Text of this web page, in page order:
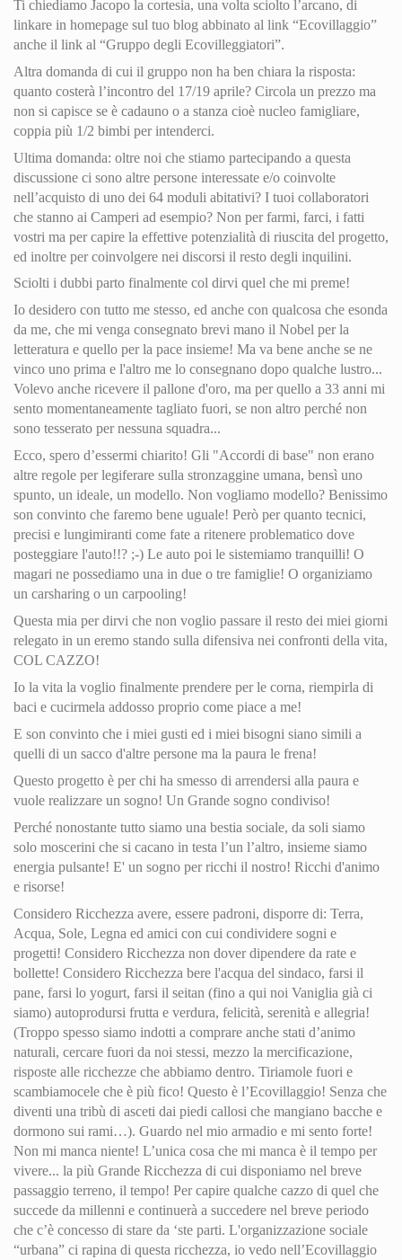
Ti chiediamo Jacopo la cortesia, una volta sciolto l’arcano, di
linkare in homepage sul tuo blog abbinato al link “Ecovillaggio”
anche il link al “Gruppo degli Ecovilleggiatori”.
Altra domanda di cui il gruppo non ha ben chiara la risposta:
quanto costerà l’incontro del 17/19 aprile? Circola un prezzo ma
non si capisce se è cadauno o a stanza cioè nucleo famigliare,
coppia più 1/2 bimbi per intenderci.
Ultima domanda: oltre noi che stiamo partecipando a questa
discussione ci sono altre persone interessate e/o coinvolte
nell’acquisto di uno dei 64 moduli abitativi? I tuoi collaboratori
che stanno ai Camperi ad esempio? Non per farmi, farci, i fatti
vostri ma per capire la effettive potenzialità di riuscita del progetto,
ed inoltre per coinvolgere nei discorsi il resto degli inquilini.
Sciolti i dubbi parto finalmente col dirvi quel che mi preme!
Io desidero con tutto me stesso, ed anche con qualcosa che esonda
da me, che mi venga consegnato brevi mano il Nobel per la
letteratura e quello per la pace insieme! Ma va bene anche se ne
vinco uno prima e l'altro me lo consegnano dopo qualche lustro...
Volevo anche ricevere il pallone d'oro, ma per quello a 33 anni mi
sento momentaneamente tagliato fuori, se non altro perché non
sono tesserato per nessuna squadra...
Ecco, spero d’essermi chiarito! Gli "Accordi di base" non erano
altre regole per legiferare sulla stronzaggine umana, bensì uno
spunto, un ideale, un modello. Non vogliamo modello? Benissimo
son convinto che faremo bene uguale! Però per quanto tecnici,
precisi e lungimiranti come fate a ritenere problematico dove
posteggiare l'auto!!? ;-) Le auto poi le sistemiamo tranquilli! O
magari ne possediamo una in due o tre famiglie! O organiziamo
un carsharing o un carpooling!
Questa mia per dirvi che non voglio passare il resto dei miei giorni
relegato in un eremo stando sulla difensiva nei confronti della vita,
COL CAZZO!
Io la vita la voglio finalmente prendere per le corna, riempirla di
baci e cucirmela addosso proprio come piace a me!
E son convinto che i miei gusti ed i miei bisogni siano simili a
quelli di un sacco d'altre persone ma la paura le frena!
Questo progetto è per chi ha smesso di arrendersi alla paura e
vuole realizzare un sogno! Un Grande sogno condiviso!
Perché nonostante tutto siamo una bestia sociale, da soli siamo
solo moscerini che si cacano in testa l’un l’altro, insieme siamo
energia pulsante! E' un sogno per ricchi il nostro! Ricchi d'animo
e risorse!
Considero Ricchezza avere, essere padroni, disporre di: Terra,
Acqua, Sole, Legna ed amici con cui condividere sogni e
progetti! Considero Ricchezza non dover dipendere da rate e
bollette! Considero Ricchezza bere l'acqua del sindaco, farsi il
pane, farsi lo yogurt, farsi il seitan (fino a qui noi Vaniglia già ci
siamo) autoprodursi frutta e verdura, felicità, serenità e allegria!
(Troppo spesso siamo indotti a comprare anche stati d’animo
naturali, cercare fuori da noi stessi, mezzo la mercificazione,
risposte alle ricchezze che abbiamo dentro. Tiriamole fuori e
scambiamocele che è più fico! Questo è l’Ecovillaggio! Senza che
diventi una tribù di asceti dai piedi callosi che mangiano bacche e
dormono sui rami…). Guardo nel mio armadio e mi sento forte!
Non mi manca niente! L’unica cosa che mi manca è il tempo per
vivere... la più Grande Ricchezza di cui disponiamo nel breve
passaggio terreno, il tempo! Per capire qualche cazzo di quel che
succede da millenni e continuerà a succedere nel breve periodo
che c’è concesso di stare da ‘ste parti. L'organizzazione sociale
“urbana” ci rapina di questa ricchezza, io vedo nell’Ecovillaggio